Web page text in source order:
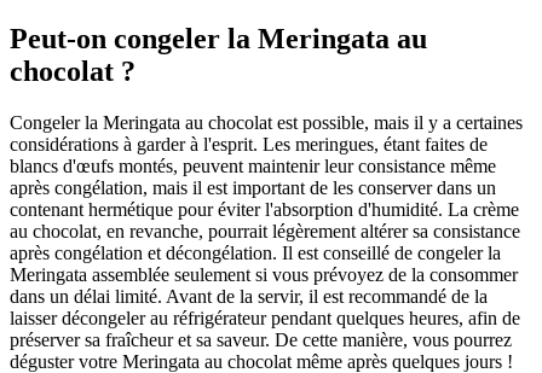
Peut-on congeler la Meringata au
chocolat ?
Congeler la Meringata au chocolat est possible, mais il y a certaines
considérations à garder à l'esprit. Les meringues, étant faites de
blancs d'œufs montés, peuvent maintenir leur consistance même
après congélation, mais il est important de les conserver dans un
contenant hermétique pour éviter l'absorption d'humidité. La crème
au chocolat, en revanche, pourrait légèrement altérer sa consistance
après congélation et décongélation. Il est conseillé de congeler la
Meringata assemblée seulement si vous prévoyez de la consommer
dans un délai limité. Avant de la servir, il est recommandé de la
laisser décongeler au réfrigérateur pendant quelques heures, afin de
préserver sa fraîcheur et sa saveur. De cette manière, vous pourrez
déguster votre Meringata au chocolat même après quelques jours !